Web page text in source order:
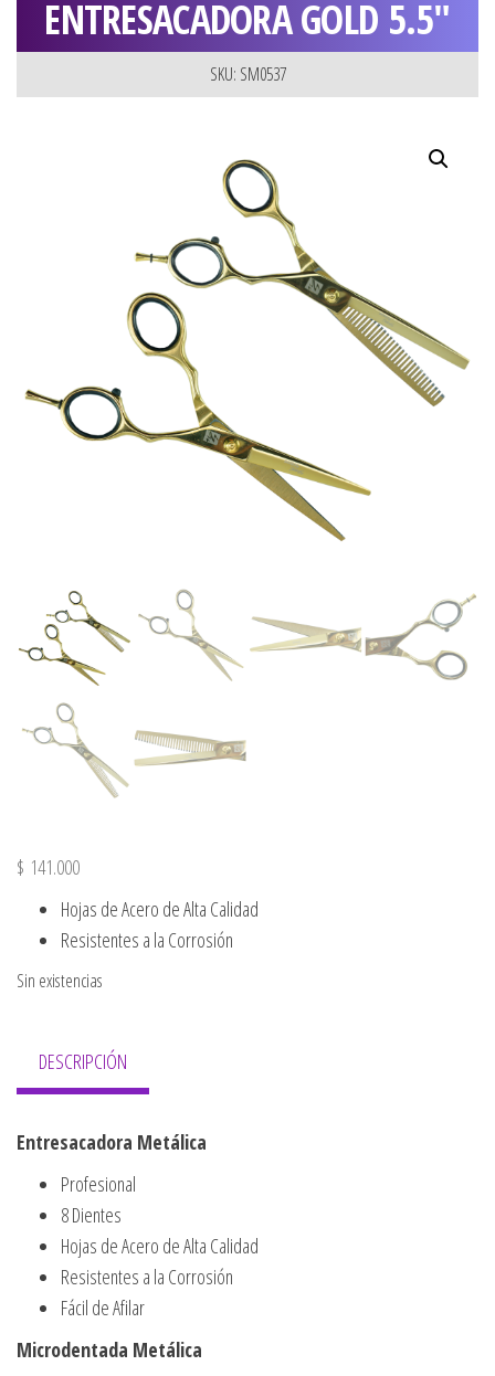
ENTRESACADORA GOLD 5.5″
SKU: SM0537
$ 141.000
Hojas de Acero de Alta Calidad
Resistentes a la Corrosión
Sin existencias
DESCRIPCIÓN
Entresacadora Metálica
Profesional
8 Dientes
Hojas de Acero de Alta Calidad
Resistentes a la Corrosión
Fácil de Afilar
Microdentada Metálica